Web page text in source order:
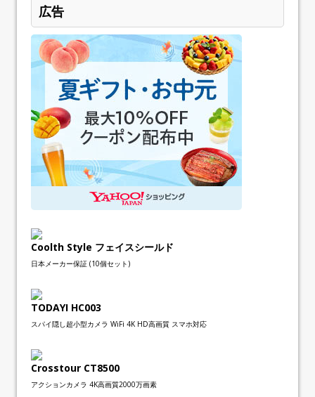
広告
Coolth Style フェイスシールド
日本メーカー保証 (10個セット)
TODAYI HC003
スパイ隠し超小型カメラ WiFi 4K HD高画質 スマホ対応
Crosstour CT8500
アクションカメラ 4K高画質2000万画素